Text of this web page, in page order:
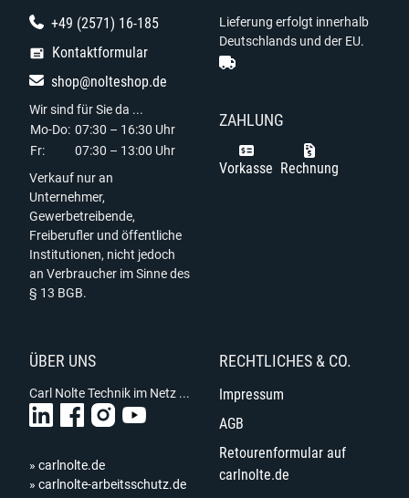
+49 (2571) 16-185
Kontaktformular
shop@nolteshop.de
Wir sind für Sie da ...
Mo-Do: 07:30 – 16:30 Uhr
Fr:
07:30 – 13:00 Uhr
Verkauf nur an
Unternehmer,
Gewerbetreibende,
Freiberufler und öffentliche
Institutionen, nicht jedoch
an Verbraucher im Sinne des
§ 13 BGB.
Lieferung erfolgt innerhalb
Deutschlands und der EU.
ZAHLUNG
Vorkasse Rechnung
ÜBER UNS
Carl Nolte Technik im Netz ...
» carlnolte.de
» carlnolte-arbeitsschutz.de
RECHTLICHES & CO.
Impressum
AGB
Retourenformular auf
carlnolte.de